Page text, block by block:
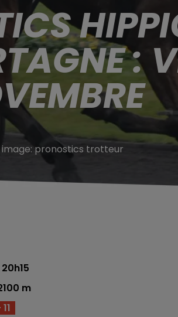
:
pronostics trotteur
m